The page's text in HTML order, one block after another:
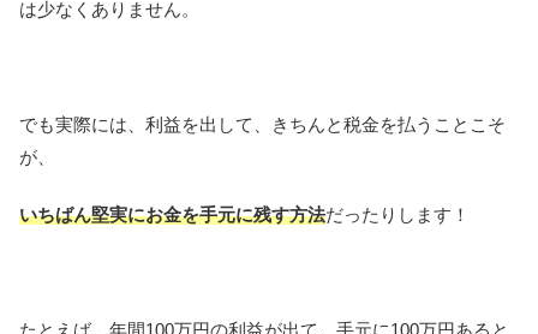
は少なくありません。
でも実際には、利益を出して、きちんと税金を払うことこそ
が、
いちばん堅実にお金を手元に残す方法だったりします！
たとえば、年間100万円の利益が出て、手元に100万円あると